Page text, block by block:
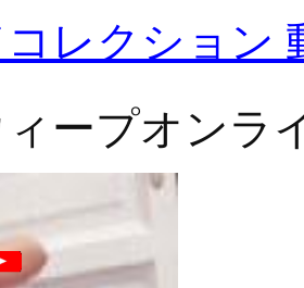
レクション
ィープオンラ